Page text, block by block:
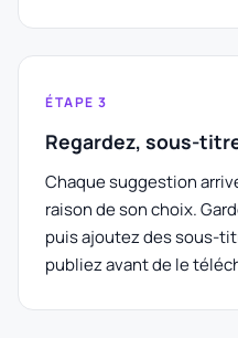
ÉTAPE 3
Regardez, sous-
Chaque suggestion
raison de son choix.
puis ajoutez des sous-
publiez avant de le